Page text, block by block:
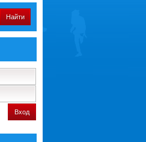
Найти
Вход